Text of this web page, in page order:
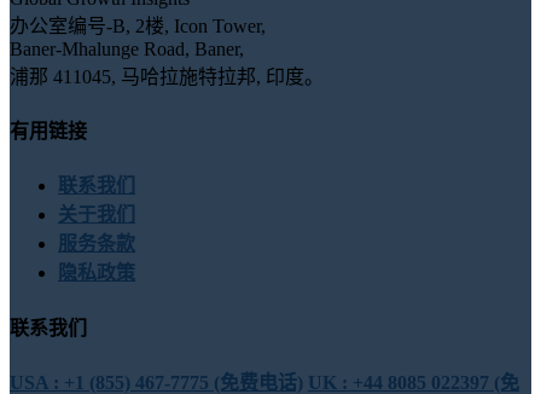
办公室编号-B, 2楼, Icon Tower,
Baner-Mhalunge Road, Baner,
浦那 411045, 马哈拉施特拉邦, 印度。
有用链接
联系我们
关于我们
服务条款
隐私政策
联系我们
USA : +1 (855) 467-7775 (免费电话) UK : +44 8085 022397 (免